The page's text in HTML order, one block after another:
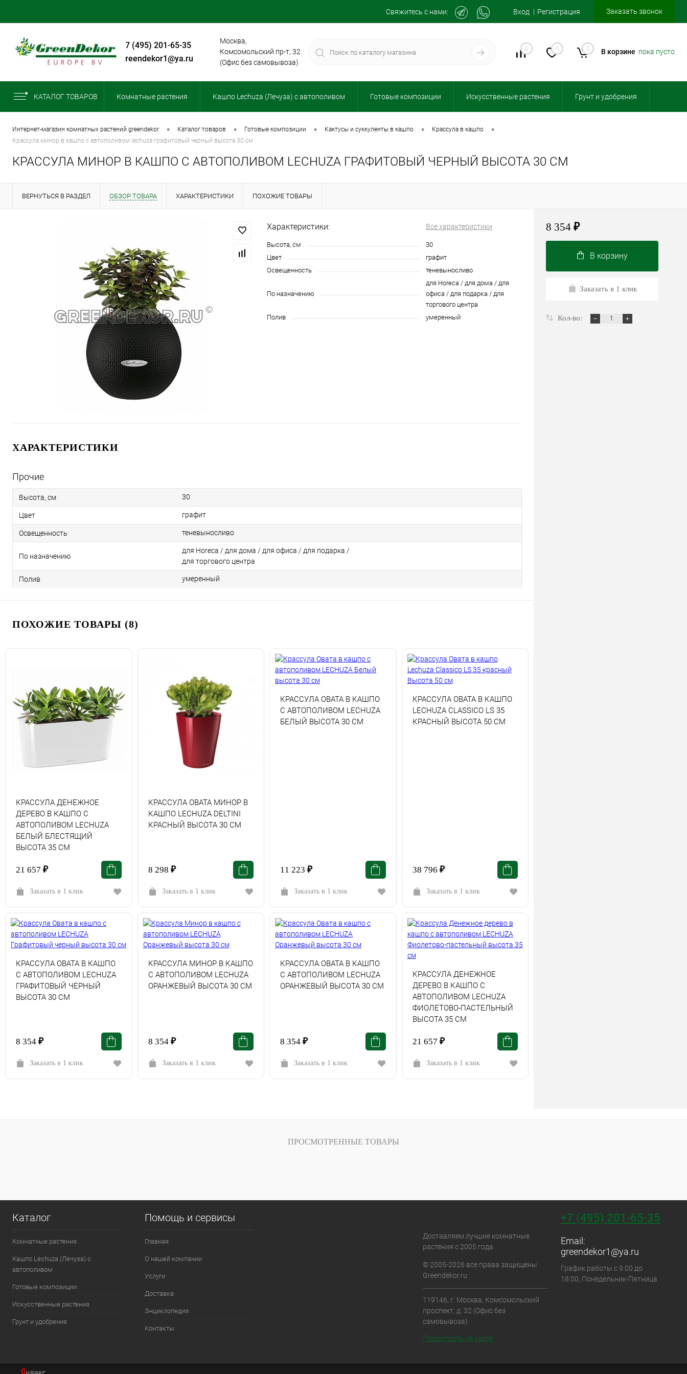
Свяжитесь с нами: Вход Регистрация Заказать звонок
+7 (495) 201-65-35
greendekor1@ya.ru
Москва,
Комсомольский пр-т, 32
(Офис без самовывоза)
0 0 0 В корзине пока пусто
КАТАЛОГ ТОВАРОВ Комнатные растения Кашпо Lechuza (Лечуза) с автополивом Готовые композиции Искусственные растения Грунт и удобрения
интернет-магазин комнатных растений greendekor • каталог товаров • готовые композиции • кактусы и суккуленты в кашпо • крассула в кашпо •
крассула минор в кашпо с автополивом lechuza графитовый черный высота 30 см
КРАССУЛА МИНОР В КАШПО С АВТОПОЛИВОМ LECHUZA ГРАФИТОВЫЙ ЧЕРНЫЙ ВЫСОТА 30 СМ
ВЕРНУТЬСЯ В РАЗДЕЛ ОБЗОР ТОВАРА ХАРАКТЕРИСТИКИ ПОХОЖИЕ ТОВАРЫ
Характеристики: Все характеристики
Высота, см
30
Цвет
графит
Освещенность
теневыносливо
По назначению
для Horeca / для дома / для
офиса / для подарка / для
торгового центра
Полив
умеренный
ХАРАКТЕРИСТИКИ
Прочие
Высота, см 30
Цвет графит
Освещенность теневыносливо
По назначению
для Horeca / для дома / для офиса / для подарка /
для торгового центра
Полив умеренный
ПОХОЖИЕ ТОВАРЫ (8)
КРАССУЛА ДЕНЕЖНОЕ
ДЕРЕВО В КАШПО С
АВТОПОЛИВОМ LECHUZA
БЕЛЫЙ БЛЕСТЯЩИЙ
ВЫСОТА 35 СМ
21 657 ₽
Заказать в 1 клик
КРАССУЛА ОВАТА МИНОР В
КАШПО LECHUZA DELTINI
КРАСНЫЙ ВЫСОТА 30 СМ
8 298 ₽
Заказать в 1 клик
КРАССУЛА ОВАТА В КАШПО
С АВТОПОЛИВОМ LECHUZA
БЕЛЫЙ ВЫСОТА 30 СМ
11 223 ₽
Заказать в 1 клик
КРАССУЛА ОВАТА В КАШПО
LECHUZA СLASSICO LS 35
КРАСНЫЙ ВЫСОТА 50 СМ
38 796 ₽
Заказать в 1 клик
КРАССУЛА ОВАТА В КАШПО
С АВТОПОЛИВОМ LECHUZA
ГРАФИТОВЫЙ ЧЕРНЫЙ
ВЫСОТА 30 СМ
8 354 ₽
Заказать в 1 клик
КРАССУЛА МИНОР В КАШПО
С АВТОПОЛИВОМ LECHUZA
ОРАНЖЕВЫЙ ВЫСОТА 30 СМ
8 354 ₽
Заказать в 1 клик
КРАССУЛА ОВАТА В КАШПО
С АВТОПОЛИВОМ LECHUZA
ОРАНЖЕВЫЙ ВЫСОТА 30 СМ
8 354 ₽
Заказать в 1 клик
КРАССУЛА ДЕНЕЖНОЕ
ДЕРЕВО В КАШПО С
АВТОПОЛИВОМ LECHUZA
ФИОЛЕТОВО-ПАСТЕЛЬНЫЙ
ВЫСОТА 35 СМ
21 657 ₽
Заказать в 1 клик
8 354 ₽
В корзину
Заказать в 1 клик
Кол-во:
ПРОСМОТРЕННЫЕ ТОВАРЫ
Каталог
Комнатные растения
Кашпо Lechuza (Лечуза) с
автополивом
Готовые композиции
Искусственные растения
Грунт и удобрения
Помощь и сервисы
Главная
О нашей компании
Услуги
Доставка
Энциклопедия
Контакты
Доставляем лучшие комнатные
растения с 2005 года
© 2005-2026 все права защищены
Greendekor.ru
119146, г. Москва, Комсомольский
проспект, д. 32 (Офис без
самовывоза)
Посмотреть на карте
+7 (495) 201-65-35
Email:
greendekor1@ya.ru
График работы с 9.00 до
18.00, Понедельник-Пятница